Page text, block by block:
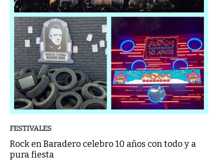
FESTIVALES
Rock en Baradero celebro 10 años con todo y a
pura fiesta